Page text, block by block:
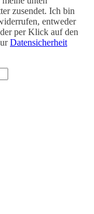
zusendet. Ich bin
entweder
per Klick auf den
Datensicherheit